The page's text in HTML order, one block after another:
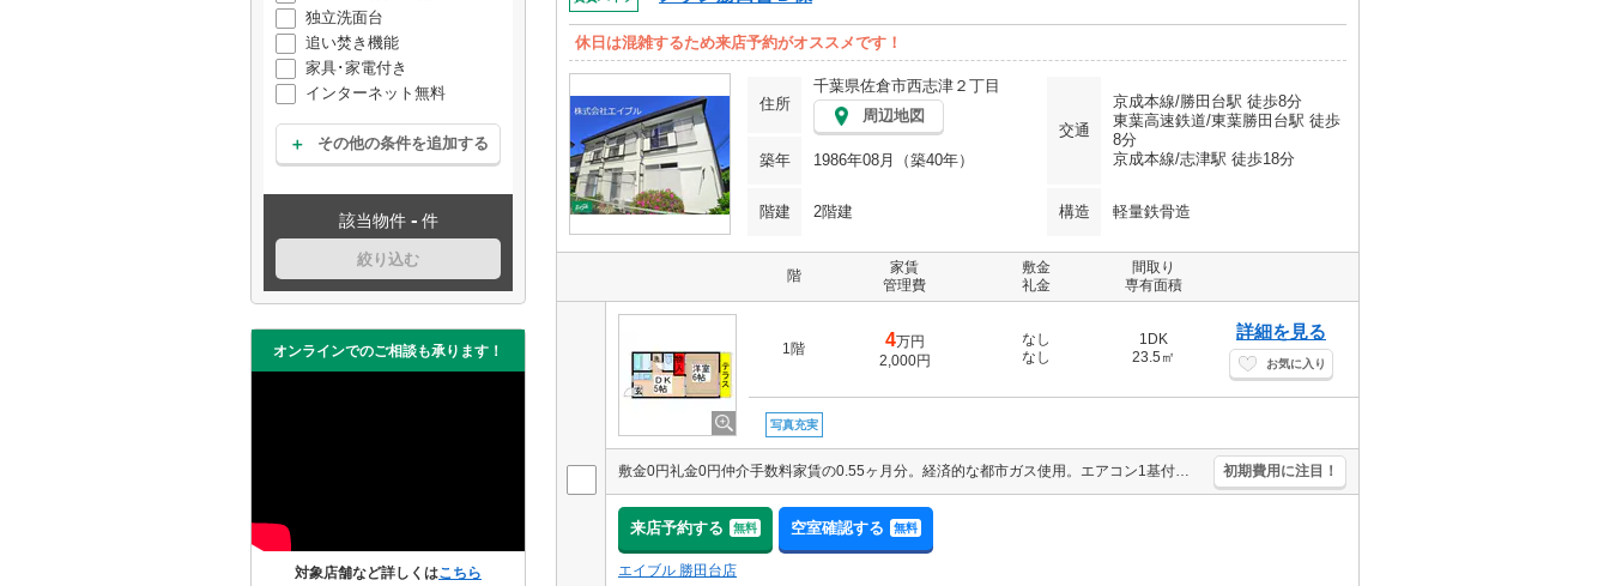
独立洗面台
追い焚き機能
家具･家電付き
インターネット無料
その他の条件を追加する
該当物件 - 件
絞り込む
オンラインでのご相談も承ります！
対象店舗など詳しくはこちら
休日は混雑するため来店予約がオススメです！
住所
千葉県佐倉市西志津２丁目
周辺地図
交通
京成本線/勝田台駅 徒歩8分
東葉高速鉄道/東葉勝田台駅 徒歩
8分
京成本線/志津駅 徒歩18分
築年 1986年08月（築40年）
階建 2階建 構造 軽量鉄骨造
階
家賃
管理費
敷金
礼金
間取り
専有面積
1階 4万円
2,000円
なし
なし
1DK
23.5㎡
詳細を見る
お気に入り
写真充実
敷金0円礼金0円仲介手数料家賃の0.55ヶ月分。経済的な都市ガス使用。エアコン1基付き。TVモニター付インターホン。室内に洗濯機置場あり。2路線利用できて通勤便利。 初期費用に注目！
来店予約する 無料 空室確認する 無料
エイブル 勝田台店